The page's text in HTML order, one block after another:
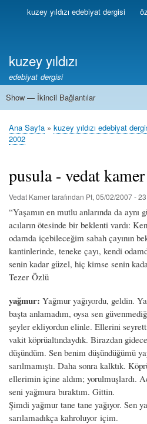
Ana
Birincilkuzey yıldızı edebiyat dergisi
kuzey yıldızı
edebiyat dergisi
İkincil
Show — İkincil Bağlantılar
1
2
3
4
5
6
7
8
9
10
11
12
13
Sayfa
Ana Sayfa kuzey yıldızı edebiyat
2002
pusula - vedat kamer
Vedat Kamertarafından Pt, 05/02/2007 -
“Yaşamın en mutlu anlarında da aynı
acıların ötesinde bir beklenti vardı:
odamda içebileceğim sabah çayının
kantinlerinde, teneke çayı, kendi
senin kadar güzel, hiç kimse senin
Tezer Özlü
yağmur: Yağmur yağıyordu, geldin.
başta anlamadım, oysa sen
şeyler ekliyordun elinle. Ellerini
vakit köprüaltındaydık. Birazdan
düşündüm. Sen benim düşündüğümü
sarılmamıştı. Daha sonra kalktık.
ellerimin içine aldım; yorulmuşlardı.
seni yağmura bıraktım. Gittin.
Şimdi yağmur tane tane yağıyor. Sen
sarılamadıkça kahroluyor içim.